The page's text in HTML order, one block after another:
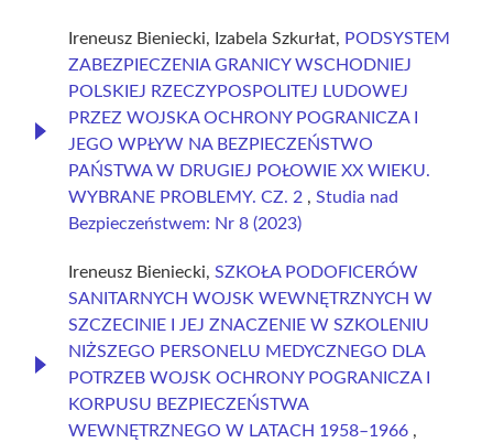
Ireneusz Bieniecki, Izabela Szkurłat, PODSYSTEM
ZABEZPIECZENIA GRANICY WSCHODNIEJ
POLSKIEJ RZECZYPOSPOLITEJ LUDOWEJ
PRZEZ WOJSKA OCHRONY POGRANICZA I
JEGO WPŁYW NA BEZPIECZEŃSTWO
PAŃSTWA W DRUGIEJ POŁOWIE XX WIEKU.
WYBRANE PROBLEMY. CZ. 2 , Studia nad
Bezpieczeństwem: Nr 8 (2023)
Ireneusz Bieniecki, SZKOŁA PODOFICERÓW
SANITARNYCH WOJSK WEWNĘTRZNYCH W
SZCZECINIE I JEJ ZNACZENIE W SZKOLENIU
NIŻSZEGO PERSONELU MEDYCZNEGO DLA
POTRZEB WOJSK OCHRONY POGRANICZA I
KORPUSU BEZPIECZEŃSTWA
WEWNĘTRZNEGO W LATACH 1958–1966 ,